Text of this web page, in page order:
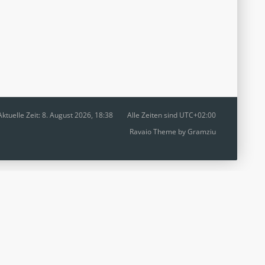
Alle Zeiten sind UTC+02:00
Zeit: 8. August 2026, 18:38
Ravaio Theme byGramziu